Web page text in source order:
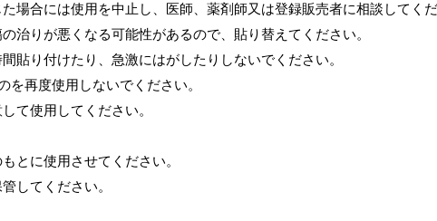
場合には使用を中止し、医師、薬剤師又は登録販売者に相談してく
治りが悪くなる可能性があるので、貼り替えてください。
貼り付けたり、急激にはがしたりしないでください。
再度使用しないでください。
て使用してください。
とに使用させてください。
してください。